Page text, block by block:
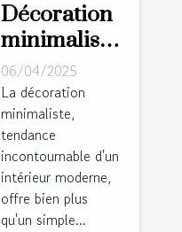
Décoration
minimaliste
pour la
maison
principes et
idées pour
un intérieur
épuré
06/04/2025
La décoration
minimaliste,
tendance
incontournable d'un
intérieur moderne,
offre bien plus
qu'un simple...